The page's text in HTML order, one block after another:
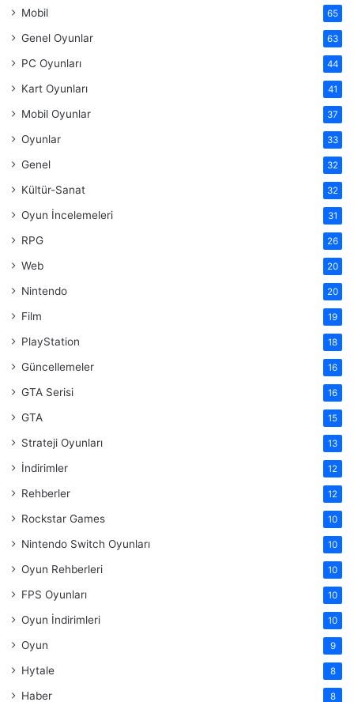
Mobil 65
Genel Oyunlar 63
PC Oyunları 44
Kart Oyunları 41
Mobil Oyunlar 37
Oyunlar 33
Genel 32
Kültür-Sanat 32
Oyun İncelemeleri 31
RPG 26
Web 20
Nintendo 20
Film 19
PlayStation 18
Güncellemeler 16
GTA Serisi 16
GTA 15
Strateji Oyunları 13
İndirimler 12
Rehberler 12
Rockstar Games 10
Nintendo Switch Oyunları 10
Oyun Rehberleri 10
FPS Oyunları 10
Oyun İndirimleri 10
Oyun 9
Hytale 8
Haber 8